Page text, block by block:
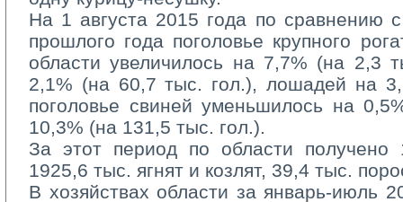
На 1 августа 2015 года по сравнению
прошлого года поголовье крупного
области увеличилось на 7,7% (на 2,3
2,1% (на 60,7 тыс. гол.), лошадей на
поголовье свиней уменьшилось на
10,3% (на 131,5 тыс. гол.).
За этот период по области получено
1925,6 тыс. ягнят и козлят, 39,4 тыс.
В хозяйствах области за январь-июль